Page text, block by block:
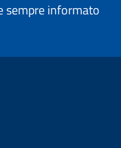
sempre informato